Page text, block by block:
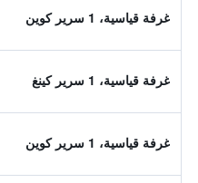
غرفة قياسية، 1 سرير كوين
غرفة قياسية، 1 سرير كينغ
غرفة قياسية، 1 سرير كوين